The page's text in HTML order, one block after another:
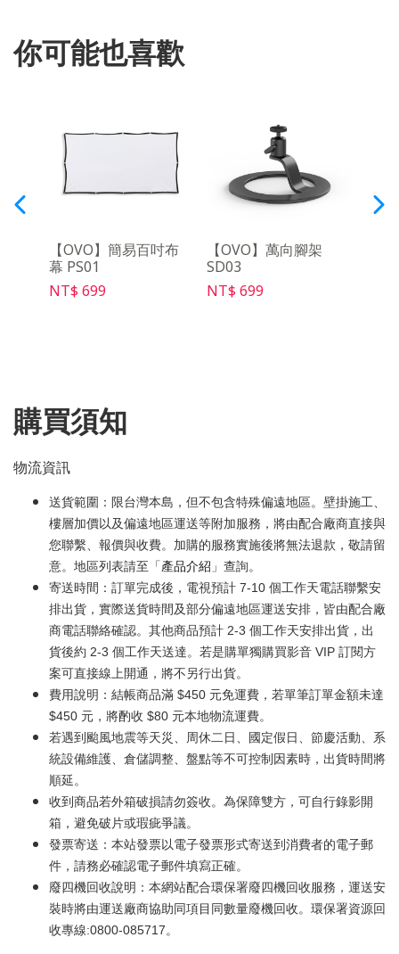
你可能也喜歡
【OVO】簡易百吋布
幕 PS01
NT$ 699
【OVO】萬向腳架
SD03
NT$ 699
購買須知
物流資訊
送貨範圍：限台灣本島，但不包含特殊偏遠地區。壁掛施工、
樓層加價以及偏遠地區運送等附加服務，將由配合廠商直接與
您聯繫、報價與收費。加購的服務實施後將無法退款，敬請留
意。地區列表請至「產品介紹 」查詢。
寄送時間：訂單完成後，電視預計 7-10 個工作天電話聯繫安
排出貨，實際送貨時間及部分偏遠地區運送安排，皆由配合廠
商電話聯絡確認。其他商品預計 2-3 個工作天安排出貨，出
貨後約 2-3 個工作天送達。若是購單獨購買影音 VIP 訂閱方
案可直接線上開通，將不另行出貨。
費用說明：結帳商品滿 $450 元免運費，若單筆訂單金額未達
$450 元，將酌收 $80 元本地物流運費。
若遇到颱風地震等天災、周休二日、國定假日、節慶活動、系
統設備維護、倉儲調整、盤點等不可控制因素時，出貨時間將
順延。
收到商品若外箱破損請勿簽收。為保障雙方，可自行錄影開
箱，避免破片或瑕疵爭議。
發票寄送：本站發票以電子發票形式寄送到消費者的電子郵
件，請務必確認電子郵件填寫正確。
廢四機回收說明：本網站配合環保署廢四機回收服務，運送安
裝時將由運送廠商協助同項目同數量廢機回收。環保署資源回
收專線:0800-085717。